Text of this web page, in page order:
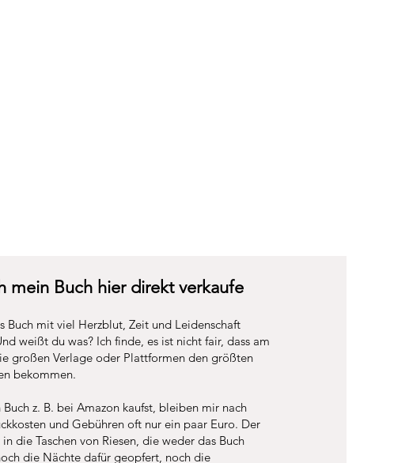
mein Buch hier direkt verkaufe
Buch mit viel Herzblut, Zeit und Leidenschaft
weißt du was? Ich finde, es ist nicht fair, dass am
großen Verlage oder Plattformen den größten
bekommen.
z. B. bei Amazon kaufst, bleiben mir nach
und Gebühren oft nur ein paar Euro. Der
in die Taschen von Riesen, die weder das Buch
die Nächte dafür geopfert, noch die